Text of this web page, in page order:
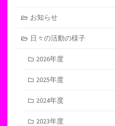
お知らせ
日々の活動の様子
2026年度
2025年度
2024年度
2023年度